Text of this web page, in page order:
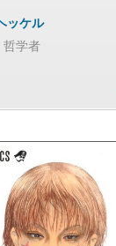
ッケル
哲学者